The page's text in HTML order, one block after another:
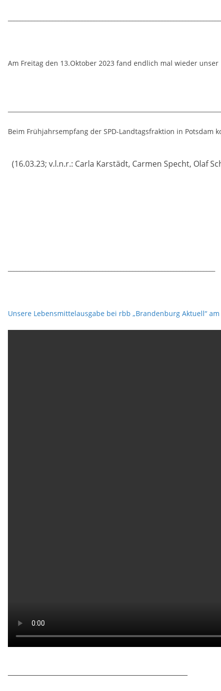
Am Freitag den 13.Oktober 2023 fand endlich mal wieder
Beim Frühjahrsempfang der SPD-Landtagsfraktion in
(16.03.23; v.l.n.r.: Carla Karstädt, Carmen Specht, Olaf
Unsere Lebensmittelausgabe bei rbb „Brandenburg Aktuell“